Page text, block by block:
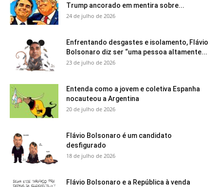
Trump ancorado em mentira sobre...
24 de julho de 2026
Enfrentando desgastes e isolamento, Flávio
Bolsonaro diz ser “uma pessoa altamente...
23 de julho de 2026
Entenda como a jovem e coletiva Espanha
nocauteou a Argentina
20 de julho de 2026
Flávio Bolsonaro é um candidato
desfigurado
18 de julho de 2026
Flávio Bolsonaro e a República à venda